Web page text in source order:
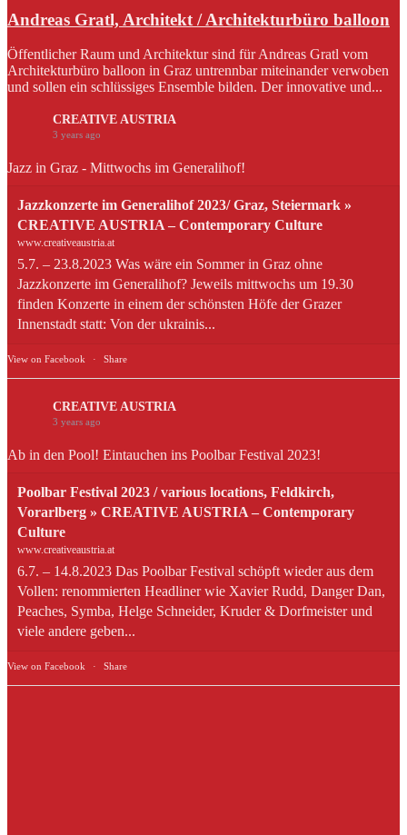
Andreas Gratl, Architekt / Architekturbüro balloon
Öffentlicher Raum und Architektur sind für Andreas Gratl vom
Architekturbüro balloon in Graz untrennbar miteinander verwoben
und sollen ein schlüssiges Ensemble bilden. Der innovative und...
CREATIVE AUSTRIA
3 years ago
Jazz in Graz - Mittwochs im Generalihof!
Jazzkonzerte im Generalihof 2023/ Graz, Steiermark »
CREATIVE AUSTRIA – Contemporary Culture
www.creativeaustria.at
5.7. – 23.8.2023 Was wäre ein Sommer in Graz ohne
Jazzkonzerte im Generalihof? Jeweils mittwochs um 19.30
finden Konzerte in einem der schönsten Höfe der Grazer
Innenstadt statt: Von der ukrainis...
View on Facebook · Share
CREATIVE AUSTRIA
3 years ago
Ab in den Pool! Eintauchen ins Poolbar Festival 2023!
Poolbar Festival 2023 / various locations, Feldkirch,
Vorarlberg » CREATIVE AUSTRIA – Contemporary
Culture
www.creativeaustria.at
6.7. – 14.8.2023 Das Poolbar Festival schöpft wieder aus dem
Vollen: renommierten Headliner wie Xavier Rudd, Danger Dan,
Peaches, Symba, Helge Schneider, Kruder & Dorfmeister und
viele andere geben...
View on Facebook · Share